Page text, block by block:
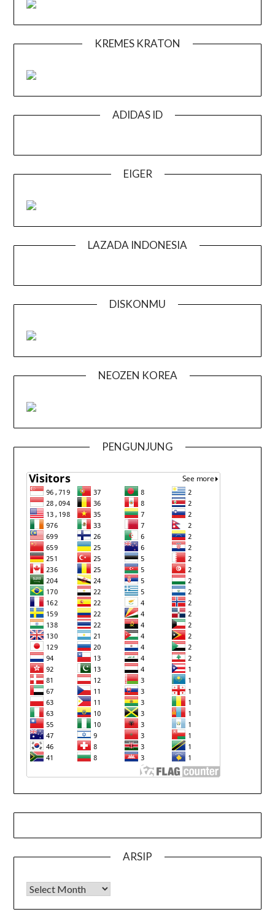
KREMES KRATON
ADIDAS ID
EIGER
LAZADA INDONESIA
DISKONMU
NEOZEN KOREA
PENGUNJUNG
ARSIP
Arsip